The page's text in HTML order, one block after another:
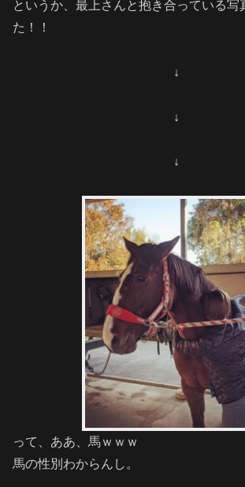
というか、最上さんと抱き合っている写
た！！
↓
↓
↓
って、ああ、馬ｗｗｗ
馬の性別わからんし。